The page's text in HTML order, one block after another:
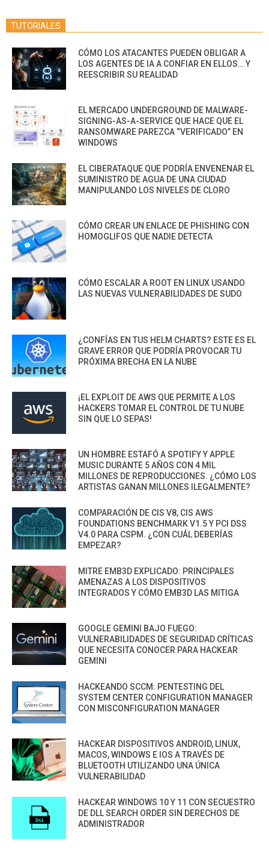
TUTORIALES
CÓMO LOS ATACANTES PUEDEN OBLIGAR A
LOS AGENTES DE IA A CONFIAR EN ELLOS… Y
REESCRIBIR SU REALIDAD
EL MERCADO UNDERGROUND DE MALWARE-
SIGNING-AS-A-SERVICE QUE HACE QUE EL
RANSOMWARE PAREZCA “VERIFICADO” EN
WINDOWS
EL CIBERATAQUE QUE PODRÍA ENVENENAR EL
SUMINISTRO DE AGUA DE UNA CIUDAD
MANIPULANDO LOS NIVELES DE CLORO
CÓMO CREAR UN ENLACE DE PHISHING CON
HOMOGLIFOS QUE NADIE DETECTA
CÓMO ESCALAR A ROOT EN LINUX USANDO
LAS NUEVAS VULNERABILIDADES DE SUDO
¿CONFÍAS EN TUS HELM CHARTS? ESTE ES EL
GRAVE ERROR QUE PODRÍA PROVOCAR TU
PRÓXIMA BRECHA EN LA NUBE
¡EL EXPLOIT DE AWS QUE PERMITE A LOS
HACKERS TOMAR EL CONTROL DE TU NUBE
SIN QUE LO SEPAS!
UN HOMBRE ESTAFÓ A SPOTIFY Y APPLE
MUSIC DURANTE 5 AÑOS CON 4 MIL
MILLONES DE REPRODUCCIONES. ¿CÓMO LOS
ARTISTAS GANAN MILLONES ILEGALMENTE?
COMPARACIÓN DE CIS V8, CIS AWS
FOUNDATIONS BENCHMARK V1.5 Y PCI DSS
V4.0 PARA CSPM. ¿CON CUÁL DEBERÍAS
EMPEZAR?
MITRE EMB3D EXPLICADO: PRINCIPALES
AMENAZAS A LOS DISPOSITIVOS
INTEGRADOS Y CÓMO EMB3D LAS MITIGA
GOOGLE GEMINI BAJO FUEGO:
VULNERABILIDADES DE SEGURIDAD CRÍTICAS
QUE NECESITA CONOCER PARA HACKEAR
GEMINI
HACKEANDO SCCM: PENTESTING DEL
SYSTEM CENTER CONFIGURATION MANAGER
CON MISCONFIGURATION MANAGER
HACKEAR DISPOSITIVOS ANDROID, LINUX,
MACOS, WINDOWS E IOS A TRAVÉS DE
BLUETOOTH UTILIZANDO UNA ÚNICA
VULNERABILIDAD
HACKEAR WINDOWS 10 Y 11 CON SECUESTRO
DE DLL SEARCH ORDER SIN DERECHOS DE
ADMINISTRADOR